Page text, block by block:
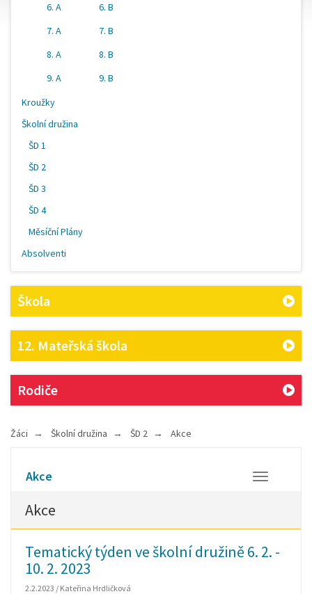
6. A
6. B
7. A
7. B
8. A
8. B
9. A
9. B
Kroužky
Školní družina
ŠD 1
ŠD 2
ŠD 3
ŠD 4
Měsíční Plány
Absolventi
Škola
12. Mateřská škola
Rodiče
Žáci Školní družina ŠD 2 Akce
Otevřít/
Akce
Akce
Tematický týden ve školní družině 6. 2. -
10. 2. 2023
2.2.2023 / Kateřina Hrdličková